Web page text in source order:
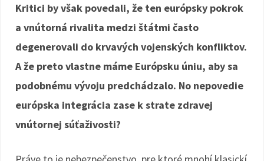
Kritici by však povedali, že ten európsky pokrok
a vnútorná rivalita medzi štátmi často
degenerovali do krvavých vojenských konfliktov.
A že preto vlastne máme Európsku úniu, aby sa
podobnému vývoju predchádzalo. No nepovedie
európska integrácia zase k strate zdravej
vnútornej súťaživosti?